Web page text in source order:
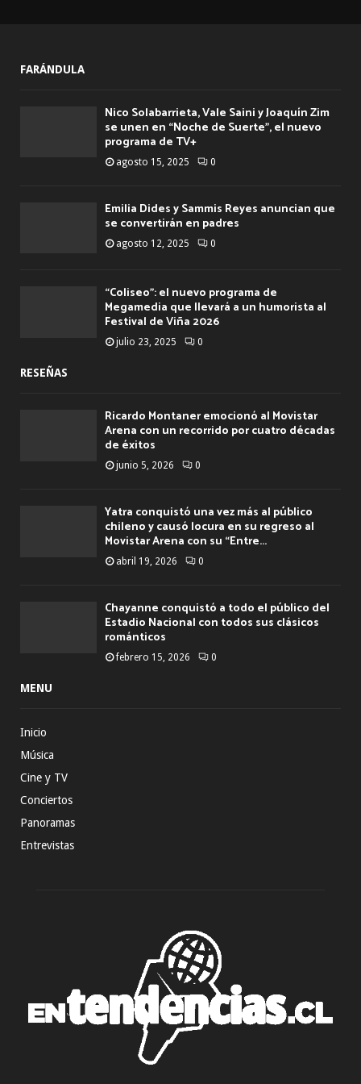
FARÁNDULA
Nico Solabarrieta, Vale Saini y Joaquín Zim
se unen en “Noche de Suerte”, el nuevo
programa de TV+
agosto 15, 2025 0
Emilia Dides y Sammis Reyes anuncian que
se convertirán en padres
agosto 12, 2025 0
“Coliseo”: el nuevo programa de
Megamedia que llevará a un humorista al
Festival de Viña 2026
julio 23, 2025 0
RESEÑAS
Ricardo Montaner emocionó al Movistar
Arena con un recorrido por cuatro décadas
de éxitos
junio 5, 2026 0
Yatra conquistó una vez más al público
chileno y causó locura en su regreso al
Movistar Arena con su “Entre...
abril 19, 2026 0
Chayanne conquistó a todo el público del
Estadio Nacional con todos sus clásicos
románticos
febrero 15, 2026 0
MENU
Inicio
Música
Cine y TV
Conciertos
Panoramas
Entrevistas